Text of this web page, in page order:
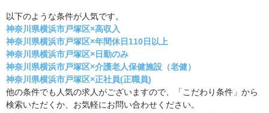
以下のような条件が人気です。
神奈川県横浜市戸塚区×高収入
神奈川県横浜市戸塚区×年間休日110日以上
神奈川県横浜市戸塚区×日勤のみ
神奈川県横浜市戸塚区×介護老人保健施設（老健）
神奈川県横浜市戸塚区×正社員(正職員)
他の条件でも人気の求人がございますので、「こだわり条件」から
検索いただくか、お気軽にお問い合わせください。